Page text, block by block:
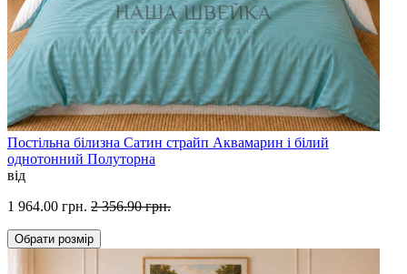
Постільна білизна Сатин страйп Аквамарин і білий
однотонний Полуторна
від
1 964.00 грн. 2 356.90 грн.
Обрати розмір